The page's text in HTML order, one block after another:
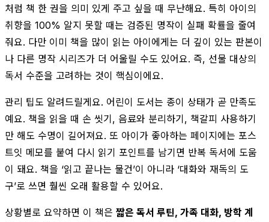
처럼 책 한 권을 의미 있게 주고 싶을 때 무난해요. 특히 아이의
취향을 100% 알지 못할 때는 검증된 명작이 실패 확률을 줄여
줘요. 다만 이미 책을 많이 읽는 아이에게는 더 깊이 있는 판본이
나 다른 명작 시리즈가 더 어울릴 수도 있어요. 즉, 선물 대상의
독서 수준을 고려하는 것이 핵심이에요.
관리 팁도 알려드릴게요. 어린이 도서는 종이 상태가 곧 만족도
예요. 책을 읽을 때 손 씻기, 음료와 분리하기, 책갈피 사용하기
만 해도 수명이 길어져요. 또 아이가 좋아하는 페이지에는 포스
트잇 메모를 붙여 다시 읽기 포인트를 남기면 반복 독서에 도움
이 돼요. 책을 ‘읽고 끝나는 물건’이 아니라 ‘대화와 재독의 도
구’로 쓰면 훨씬 오래 활용할 수 있어요.
상황별로 요약하면 이 책은 짧은 독서 루틴, 가족 대화, 방학 계